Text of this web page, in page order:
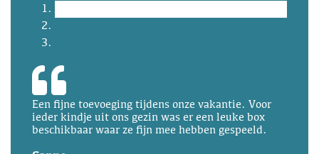
Een fijne toevoeging tijdens onze vakantie. Voor
ieder kindje uit ons gezin was er een leuke box
beschikbaar waar ze fijn mee hebben gespeeld.